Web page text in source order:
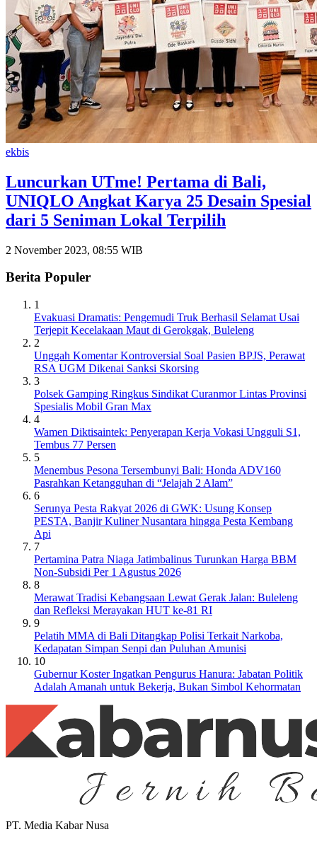
ekbis
Luncurkan UTme! Pertama di Bali,
UNIQLO Angkat Karya 25 Desain Spesial
dari 5 Seniman Lokal Terpilih
2 November 2023, 08:55 WIB
Berita Populer
1
Evakuasi Dramatis: Pengemudi Truk Berhasil Selamat Usai
Terjepit Kecelakaan Maut di Gerokgak, Buleleng
2
Unggah Komentar Kontroversial Soal Pasien BPJS, Perawat
RSA UGM Dikenai Sanksi Skorsing
3
Polsek Gamping Ringkus Sindikat Curanmor Lintas Provinsi
Spesialis Mobil Gran Max
4
Wamen Diktisaintek: Penyerapan Kerja Vokasi Ungguli S1,
Tembus 77 Persen
5
Menembus Pesona Tersembunyi Bali: Honda ADV160
Pasrahkan Ketangguhan di “Jelajah 2 Alam”
6
Serunya Pesta Rakyat 2026 di GWK: Usung Konsep
PESTA, Banjir Kuliner Nusantara hingga Pesta Kembang
Api
7
Pertamina Patra Niaga Jatimbalinus Turunkan Harga BBM
Non-Subsidi Per 1 Agustus 2026
8
Merawat Tradisi Kebangsaan Lewat Gerak Jalan: Buleleng
dan Refleksi Merayakan HUT ke-81 RI
9
Pelatih MMA di Bali Ditangkap Polisi Terkait Narkoba,
Kedapatan Simpan Senpi dan Puluhan Amunisi
10
Gubernur Koster Ingatkan Pengurus Hanura: Jabatan Politik
Adalah Amanah untuk Bekerja, Bukan Simbol Kehormatan
PT. Media Kabar Nusa